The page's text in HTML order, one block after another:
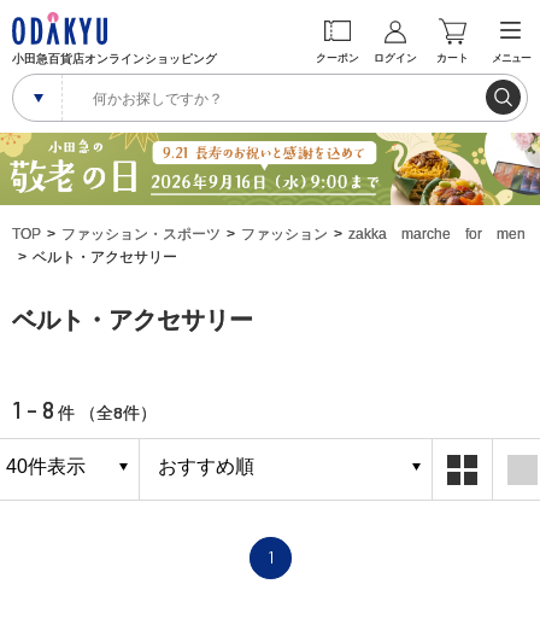
小田急百貨店オンラインショッピング クーポン ログイン カート メニュー
TOP ファッション・スポーツ ファッション
zakka marche for men
ベルト・アクセサリー
ベルト・アクセサリー
1 - 8 件 （全8件）
1